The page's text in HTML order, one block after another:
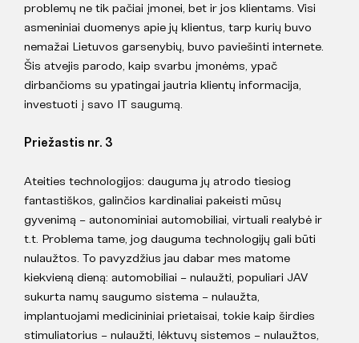
problemų ne tik pačiai įmonei, bet ir jos klientams. Visi
asmeniniai duomenys apie jų klientus, tarp kurių buvo
nemažai Lietuvos garsenybių, buvo paviešinti internete.
Šis atvejis parodo, kaip svarbu įmonėms, ypač
dirbančioms su ypatingai jautria klientų informacija,
investuoti į savo IT saugumą.
Priežastis nr. 3
Ateities technologijos: dauguma jų atrodo tiesiog
fantastiškos, galinčios kardinaliai pakeisti mūsų
gyvenimą – autonominiai automobiliai, virtuali realybė ir
t.t. Problema tame, jog dauguma technologijų gali būti
nulaužtos. To pavyzdžius jau dabar mes matome
kiekvieną dieną: automobiliai – nulaužti, populiari JAV
sukurta namų saugumo sistema – nulaužta,
implantuojami medicininiai prietaisai, tokie kaip širdies
stimuliatorius – nulaužti, lėktuvų sistemos – nulaužtos,